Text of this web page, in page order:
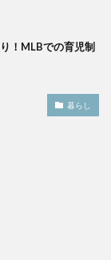
！MLBでの育児制
暮らし